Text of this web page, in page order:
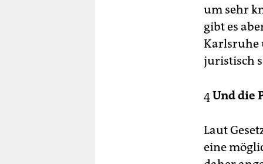
um sehr
gibt es
Karlsruhe
juristisch
4Und die
Laut
eine